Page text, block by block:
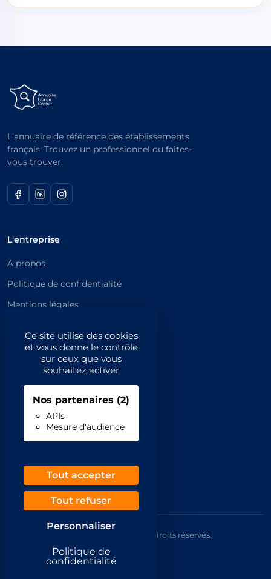
Ce site utilise des cookies
et vous donne le contrôle
sur ceux que vous
souhaitez activer
Nos partenaires (2)
APIs
Mesure d'audience
Tout accepter
Tout refuser
Personnaliser
Politique de
confidentialité
L'annuaire de référence des établissements
français. Trouvez un professionnel ou faites-
vous trouver.
L'entreprise
À propos
Politique de confidentialité
Mentions légales
Catégories principales
Catégories
Professionnels
Inscrivez-vous
Demande de retrait
© 2026 Annuaire France Gratuit. Tous droits réservés.
Mentions légales